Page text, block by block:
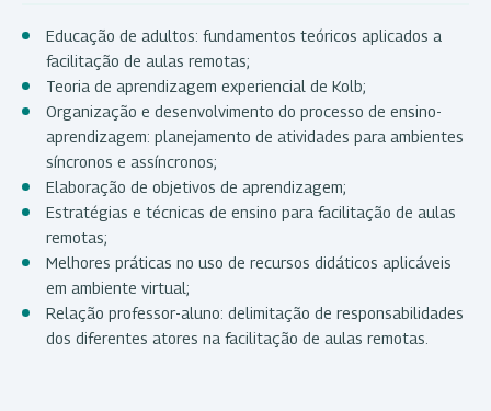
Educação de adultos: fundamentos teóricos aplicados a
facilitação de aulas remotas;
Teoria de aprendizagem experiencial de Kolb;
Organização e desenvolvimento do processo de ensino-
aprendizagem: planejamento de atividades para ambientes
síncronos e assíncronos;
Elaboração de objetivos de aprendizagem;
Estratégias e técnicas de ensino para facilitação de aulas
remotas;
Melhores práticas no uso de recursos didáticos aplicáveis
em ambiente virtual;
Relação professor-aluno: delimitação de responsabilidades
dos diferentes atores na facilitação de aulas remotas.